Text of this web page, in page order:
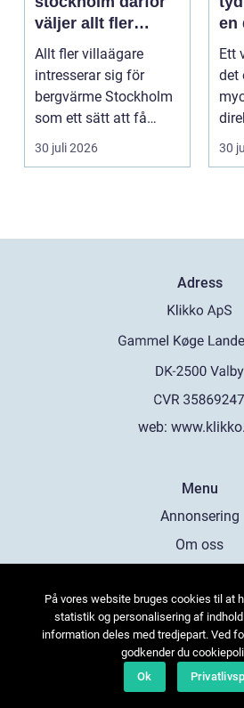
väljer allt fler
denna
uppvärmning
Allt fler villaägare
intresserar sig för
bergvärme Stockholm
som ett sätt att få
lägre uppvärmningsk...
30 juli 2026
en
Ett
det
30
Adress
web:
Menu
Annonsering
Om oss
Kontakta oss
Sitemap
På vores website bruges cookies til at
statistik og personalisering af indhold
information deles med tredjepart. Ved
godkender du
Ok